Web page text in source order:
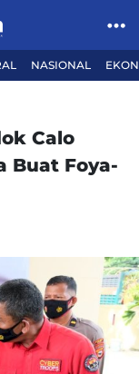
NASIONAL
Calo
Buat Foya-